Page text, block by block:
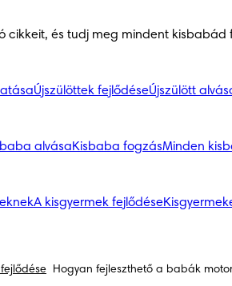
cikkeit, és tudj meg mindent kisbabád
Újszülöttek fejlődéseÚjszülött
alvásaKisbaba fogzásMinden
A kisgyermek fejlődése
Hogyan fejleszthető a babák